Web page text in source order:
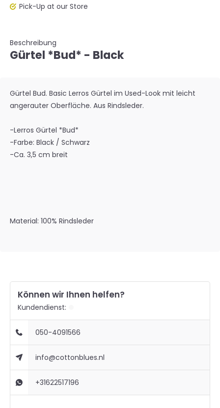
Pick-Up at our Store
Beschreibung
Gürtel *Bud* - Black
Gürtel Bud. Basic Lerros Gürtel im Used-Look mit leicht
angerauter Oberfläche. Aus Rindsleder.
-Lerros Gürtel *Bud*
-Farbe: Black / Schwarz
-Ca. 3,5 cm breit
Material: 100% Rindsleder
Können wir Ihnen helfen?
Kundendienst:
050-4091566
info@cottonblues.nl
+31622517196